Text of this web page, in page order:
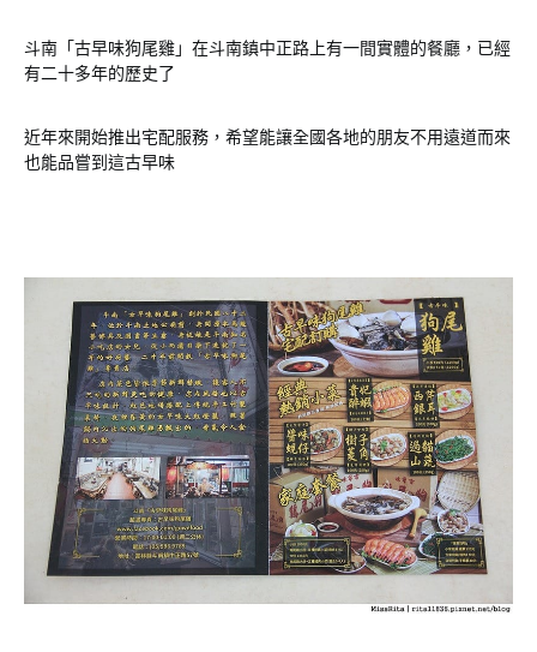
斗南「古早味狗尾雞」在斗南鎮中正路上有一間實體的餐廳，已經
有二十多年的歷史了
近年來開始推出宅配服務，希望能讓全國各地的朋友不用遠道而來
也能品嘗到這古早味